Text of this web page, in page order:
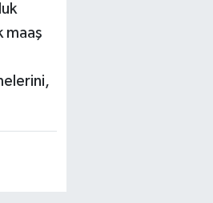
maaş